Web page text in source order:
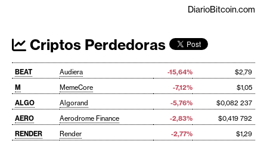
DiarioBitcoin.com
Criptos Perdedoras
BEAT Audiera -15,64%
$2,79
M
MemeCore -7,12%
$1,05
ALGO
Algorand -5,76%
$0,082 237
AERO
Aerodrome Finance -2,83%
$0,419 792
RENDER
Render -2,77% $1,29